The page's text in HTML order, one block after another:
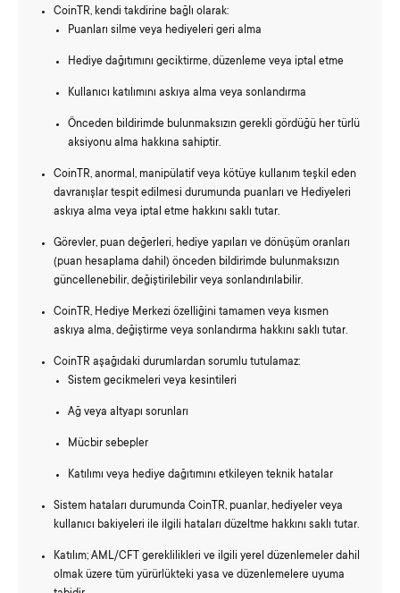
CoinTR, kendi takdirine bağlı olarak:
Puanları silme veya hediyeleri geri alma
Hediye dağıtımını geciktirme, düzenleme veya iptal etme
Kullanıcı katılımını askıya alma veya sonlandırma
Önceden bildirimde bulunmaksızın gerekli gördüğü her türlü
aksiyonu alma hakkına sahiptir.
CoinTR, anormal, manipülatif veya kötüye kullanım teşkil eden
davranışlar tespit edilmesi durumunda puanları ve Hediyeleri
askıya alma veya iptal etme hakkını saklı tutar.
Görevler, puan değerleri, hediye yapıları ve dönüşüm oranları
(puan hesaplama dahil) önceden bildirimde bulunmaksızın
güncellenebilir, değiştirilebilir veya sonlandırılabilir.
CoinTR, Hediye Merkezi özelliğini tamamen veya kısmen
askıya alma, değiştirme veya sonlandırma hakkını saklı tutar.
CoinTR aşağıdaki durumlardan sorumlu tutulamaz:
Sistem gecikmeleri veya kesintileri
Ağ veya altyapı sorunları
Mücbir sebepler
Katılımı veya hediye dağıtımını etkileyen teknik hatalar
Sistem hataları durumunda CoinTR, puanlar, hediyeler veya
kullanıcı bakiyeleri ile ilgili hataları düzeltme hakkını saklı tutar.
Katılım; AML/CFT gereklilikleri ve ilgili yerel düzenlemeler dahil
olmak üzere tüm yürürlükteki yasa ve düzenlemelere uyuma